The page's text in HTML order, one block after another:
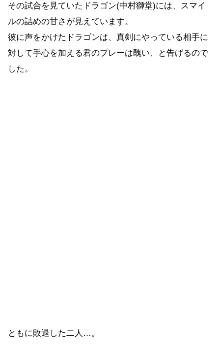
その試合を見ていたドラゴン(中村獅堂)には、スマイ
ルの詰めの甘さが見えています。
彼に声をかけたドラゴンは、真剣にやっている相手に
対して手心を加える君のプレーは醜い、と告げるので
した。
ともに敗退した二人…。